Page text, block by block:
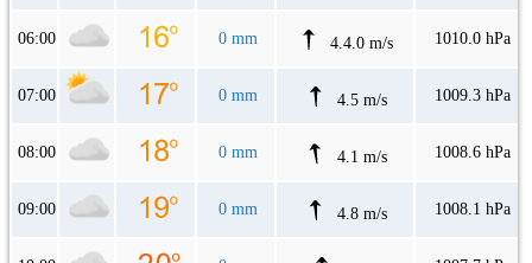
06:00 0 mm 4.4.0 m/s 1010.0 hPa
07:00 0 mm 4.5 m/s 1009.3 hPa
08:00 0 mm 4.1 m/s 1008.6 hPa
09:00 0 mm 4.8 m/s 1008.1 hPa